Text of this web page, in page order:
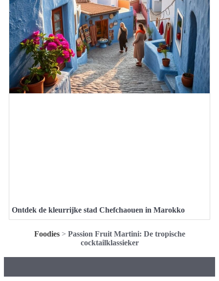
Ontdek de kleurrijke stad Chefchaouen in Marokko
Foodies> Passion Fruit Martini: De tropische
cocktailklassieker